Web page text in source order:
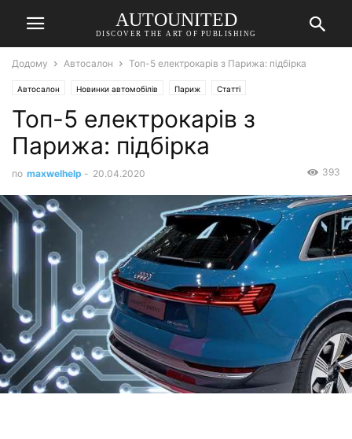
AUTOUNITED
DISCOVER THE ART OF PUBLISHING
Додому Автосалон Топ-5 електрокарів з Парижа: підбірка
Автосалон Новинки автомобілів Париж Статті
Топ-5 електрокарів з
Парижа: підбірка
по maxwelhelp - 20.04.2020 393